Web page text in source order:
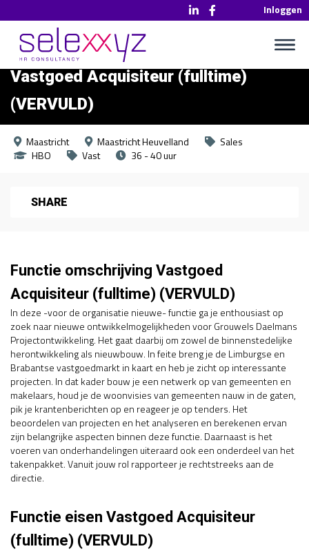
Inloggen
Vastgoed Acquisiteur (fulltime)
(VERVULD)
Maastricht Maastricht Heuvelland
Sales
HBO
Vast 36 - 40 uur
SHARE
Functie omschrijving Vastgoed
Acquisiteur (fulltime) (VERVULD)
In deze -voor de organisatie nieuwe- functie ga je enthousiast op
zoek naar nieuwe ontwikkelmogelijkheden voor Grouwels Daelmans
Projectontwikkeling. Het gaat daarbij om zowel de binnenstedelijke
herontwikkeling als nieuwbouw. In feite breng je de Limburgse en
Brabantse vastgoedmarkt in kaart en heb je zicht op interessante
projecten. In dat kader bouw je een netwerk op van gemeenten en
makelaars, houd je de woonvisies van gemeenten nauw in de gaten,
pik je krantenberichten op en reageer je op tenders. Het
beoordelen van projecten en het analyseren en berekenen ervan
zijn belangrijke aspecten binnen deze functie. Daarnaast is het
voeren van onderhandelingen uiteraard ook een onderdeel van het
takenpakket. Vanuit jouw rol rapporteer je rechtstreeks aan de
directie.
Functie eisen Vastgoed Acquisiteur
(fulltime) (VERVULD)